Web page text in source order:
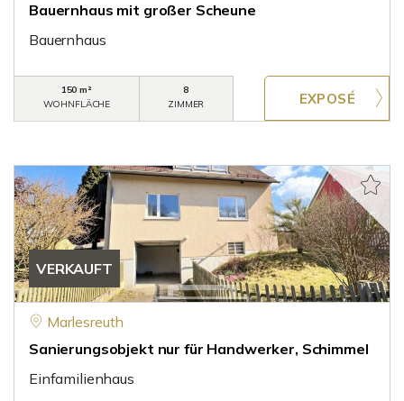
Bauernhaus mit großer Scheune
Bauernhaus
150 m²
WOHNFLÄCHE
8
ZIMMER
VERKAUFT
Marlesreuth
Sanierungsobjekt nur für Handwerker, Schimmel
Einfamilienhaus